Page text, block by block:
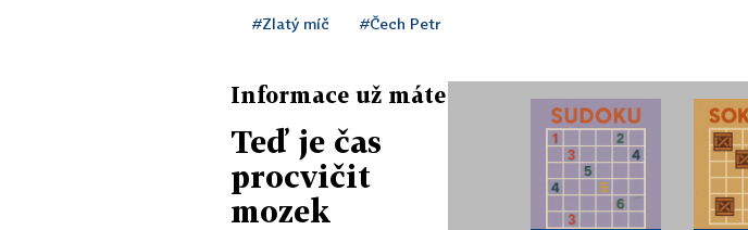
#Zlatý míč #Čech Petr
Informace už máte
Teď je čas
procvičit
mozek